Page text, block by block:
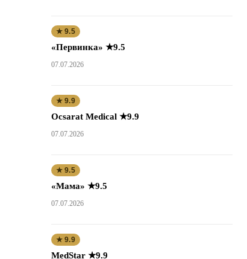
★ 9.5
«Первинка» ★9.5
07.07.2026
★ 9.9
Ocsarat Medical ★9.9
07.07.2026
★ 9.5
«Мама» ★9.5
07.07.2026
★ 9.9
MedStar ★9.9